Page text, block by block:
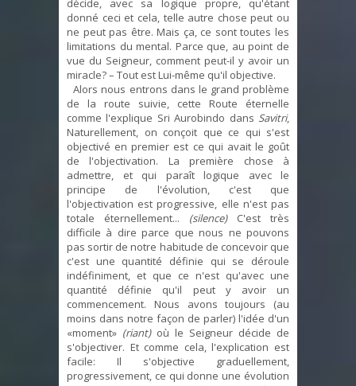
décide, avec sa logique propre, qu'étant
donné ceci et cela, telle autre chose peut ou
ne peut pas être. Mais ça, ce sont toutes les
limitations du mental. Parce que, au point de
vue du Seigneur, comment peut-il y avoir un
miracle? – Tout est Lui-même qu'il objective.
Alors nous entrons dans le grand problème
de la route suivie, cette Route éternelle
comme l'explique Sri Aurobindo dans Savitri,
Naturellement, on conçoit que ce qui s'est
objectivé en premier est ce qui avait le goût
de l'objectivation. La première chose à
admettre, et qui paraît logique avec le
principe de l'évolution, c'est que
l'objectivation est progressive, elle n'est pas
totale éternellement... (silence)C'est très
difficile à dire parce que nous ne pouvons
pas sortir de notre habitude de concevoir que
c'est une quantité définie qui se déroule
indéfiniment, et que ce n'est qu'avec une
quantité définie qu'il peut y avoir un
commencement. Nous avons toujours (au
moins dans notre façon de parler) l'idée d'un
«moment» (riant)où le Seigneur décide de
s'objectiver. Et comme cela, l'explication est
facile: Il s'objective graduellement,
progressivement, ce qui donne une évolution